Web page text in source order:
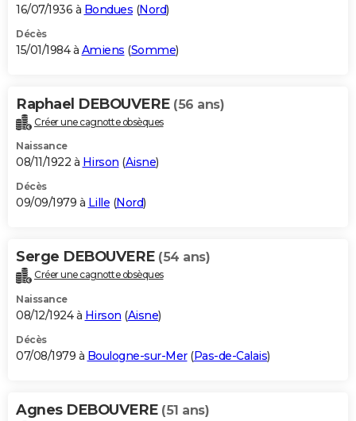
16/07/1936 à Bondues (Nord)
Décès
15/01/1984 à Amiens (Somme)
Raphael DEBOUVERE (56 ans)
Créer une cagnotte obsèques
Naissance
08/11/1922 à Hirson (Aisne)
Décès
09/09/1979 à Lille (Nord)
Serge DEBOUVERE (54 ans)
Créer une cagnotte obsèques
Naissance
08/12/1924 à Hirson (Aisne)
Décès
07/08/1979 à Boulogne-sur-Mer(Pas-de-Calais)
Agnes DEBOUVERE (51 ans)